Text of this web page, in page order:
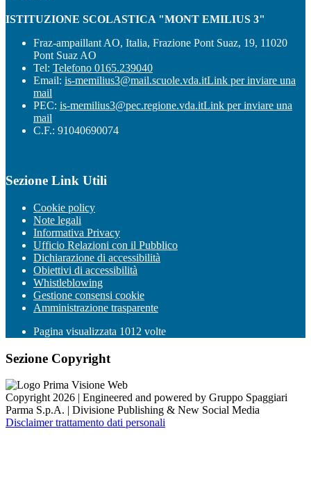
ISTITUZIONE SCOLASTICA "MONT EMILIUS 3"
Fraz-ampaillant AO, Italia, Frazione Pont Suaz, 19, 11020
Pont Suaz AO
Tel: Telefono 0165.239040
Email: is-memilius3@mail.scuole.vda.itLink per inviare una
mail
PEC: is-memilius3@pec.regione.vda.itLink per inviare una
mail
C.F.: 91040690074
Sezione Link Utili
Cookie policy
Note legali
Informativa Privacy
Ufficio Relazioni con il Pubblico
Dichiarazione di accessibilità
Obiettivi di accessibilità
Whistleblowing
Gestione consensi cookie
Amministrazione trasparente
Pagina visualizzata 1012 volte
Sezione Copyright
Copyright 2026 | Engineered and powered by Gruppo Spaggiari
Parma S.p.A. | Divisione Publishing & New Social Media
Disclaimer trattamento dati personali